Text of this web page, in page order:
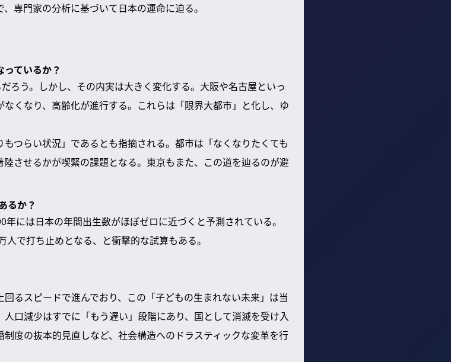
専門家の分析に基づいて日本の運命に迫る。
ているか？
ろう。しかし、その内実は大きく変化する。大阪や名古屋といっ
くなり、高齢化が進行する。これらは「限界大都市」と化し、ゆ
つらい状況」であるとも指摘される。都市は「なくなりたくても
させるかが喫緊の課題となる。東京もまた、この道を辿るのが避
るか？
には日本の年間出生数がほぼゼロに近づくと予測されている。
で打ち止めとなる、と衝撃的な試算もある。
るスピードで進んでおり、この「子どもの生まれない未来」は当
口減少はすでに「もう遅い」段階にあり、国として消滅を受け入
度の抜本的見直しなど、社会構造へのドラスティックな変革を行